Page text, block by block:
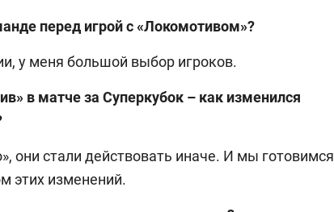
перед игрой с «Локомотивом»?
у меня большой выбор игроков.
в матче за Суперкубок – как изменился
они стали действовать иначе. И мы готовимся
этих изменений.